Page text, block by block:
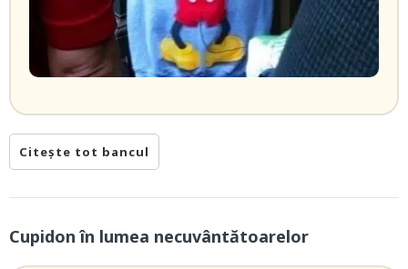
Citește tot bancul
Cupidon în lumea necuvântătoarelor